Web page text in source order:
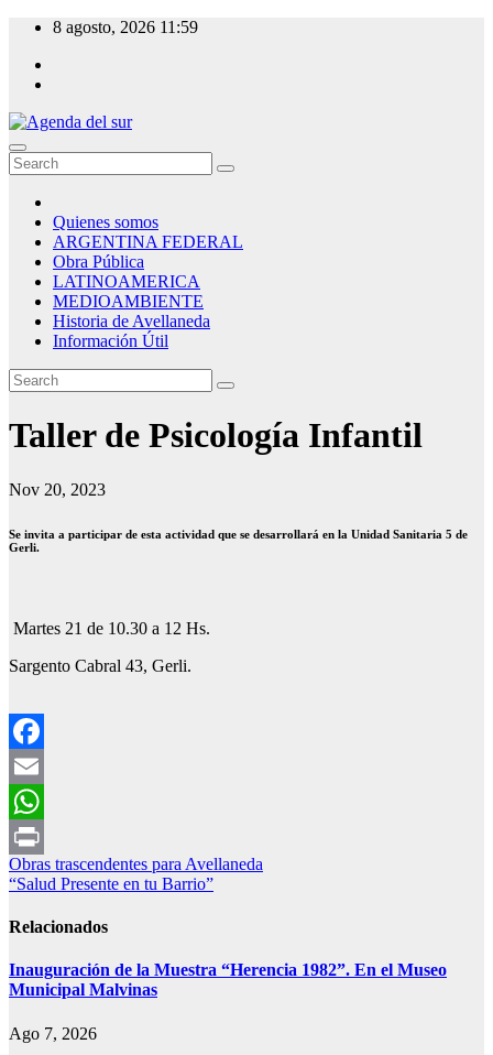
Skip
content
8 agosto, 2026 11:59
Agenda del sur
Quienes somos
ARGENTINA FEDERAL
Obra Pública
LATINOAMERICA
MEDIOAMBIENTE
Historia de Avellaneda
Información Útil
Taller de Psicología Infantil
Nov 20, 2023
Se invita a participar de esta actividad que se desarrollará en la Unidad Sanitaria 5 de
Gerli.
Martes 21 de 10.30 a 12 Hs.
Sargento Cabral 43, Gerli.
Facebook
Email
WhatsApp
Print
Navegación
de
entradas
Obras trascendentes para Avellaneda
“Salud Presente en tu Barrio”
Relacionados
Inauguración de la Muestra “Herencia 1982”. En el Museo
Municipal Malvinas
Ago 7, 2026